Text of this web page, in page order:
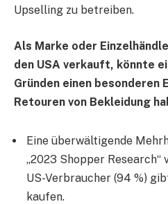
Upselling zu betreiben.
Als Marke oder
den USA verkauft, könnte
Gründen einen besonderen
Retouren von Bekleidung
Eine überwältigende
„2023 Shopper
US-Verbraucher (94 %)
kaufen.